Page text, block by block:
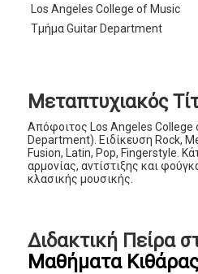
Los Angeles College of Music
Τμήμα Guitar Department
Μεταπτυχιακός
Απόφοιτος Los Angeles College
Department). Ειδίκευση Rock,
Fusion, Latin, Pop, Fingerstyle.
αρμονίας, αντίστιξης και
κλασικής μουσικής.
Διδακτική Πείρα
Μαθήματα